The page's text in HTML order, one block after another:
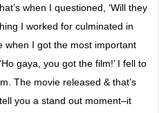
when I questioned, ‘Will they
I worked for culminated in
when I got the most important
gaya, you got the film!’ I fell to
The movie released & that’s
you a stand out moment–it